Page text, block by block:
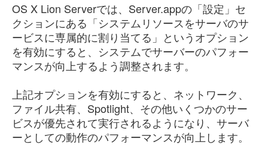
OS X Lion Serverでは、Server.appの「設定」セ
クションにある「システムリソースをサーバのサ
ービスに専属的に割り当てる」というオプション
を有効にすると、システムでサーバーのパフォー
マンスが向上するよう調整されます。
上記オプションを有効にすると、ネットワーク、
ファイル共有、Spotlight、その他いくつかのサー
ビスが優先されて実行されるようになり、サーバ
ーとしての動作のパフォーマンスが向上します。